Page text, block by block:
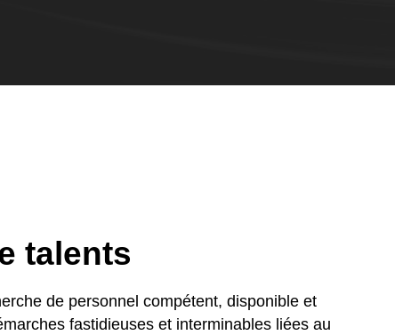
talents
de personnel compétent, disponible et
fastidieuses et interminables liées au